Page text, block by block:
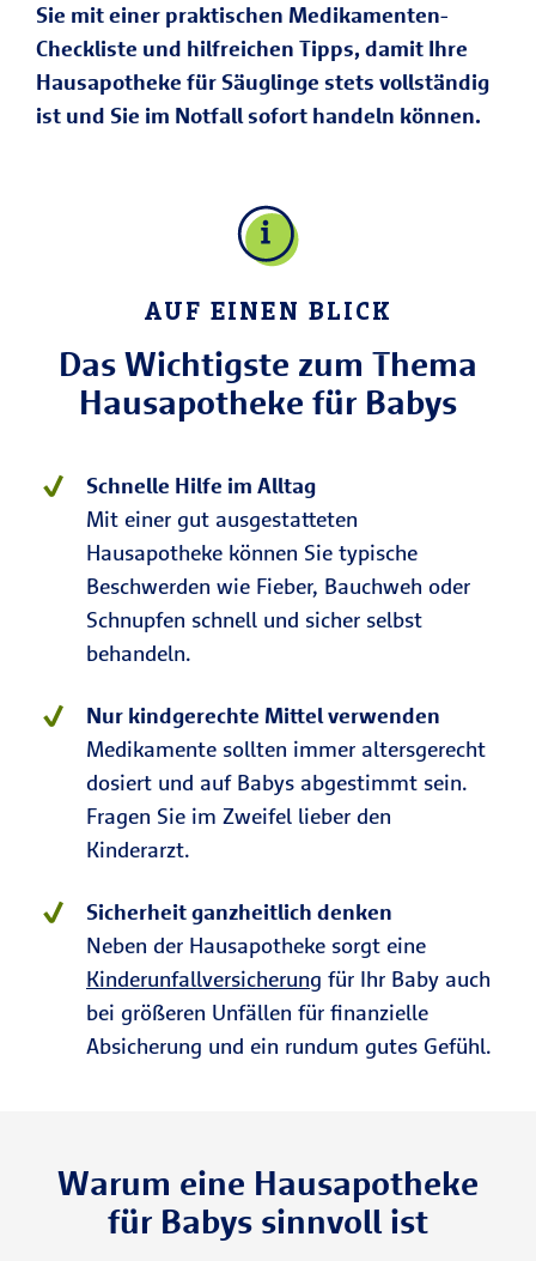
Sie mit einer praktischen Medikamenten-
Checkliste und hilfreichen Tipps, damit Ihre
Hausapotheke für Säuglinge stets vollständig
ist und Sie im Notfall sofort handeln können.
AUF EINEN BLICK
Das Wichtigste zum Thema
Hausapotheke für Babys
Schnelle Hilfe im Alltag
Mit einer gut ausgestatteten
Hausapotheke können Sie typische
Beschwerden wie Fieber, Bauchweh oder
Schnupfen schnell und sicher selbst
behandeln.
Nur kindgerechte Mittel verwenden
Medikamente sollten immer altersgerecht
dosiert und auf Babys abgestimmt sein.
Fragen Sie im Zweifel lieber den
Kinderarzt.
Sicherheit ganzheitlich denken
Neben der Hausapotheke sorgt eine
Kinderunfallversicherung für Ihr Baby auch
bei größeren Unfällen für finanzielle
Absicherung und ein rundum gutes Gefühl.
Warum eine Hausapotheke
für Babys sinnvoll ist